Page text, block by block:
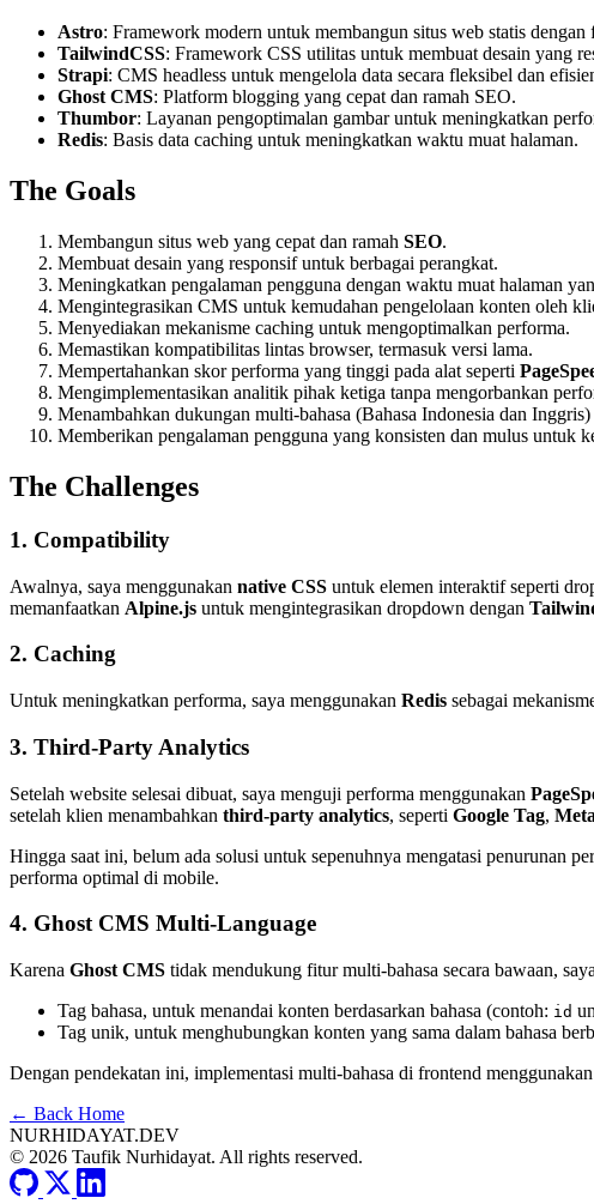
Astro: Framework modern untuk membangun situs web statis
TailwindCSS: Framework CSS utilitas untuk membuat desain yang
Strapi: CMS headless untuk mengelola data secara fleksibel dan
Ghost CMS: Platform blogging yang cepat dan ramah SEO.
Thumbor: Layanan pengoptimalan gambar untuk meningkatkan
Redis: Basis data caching untuk meningkatkan waktu muat halaman.
The Goals
Membangun situs web yang cepat dan ramah SEO.
Membuat desain yang responsif untuk berbagai perangkat.
Meningkatkan pengalaman pengguna dengan waktu muat halaman
Mengintegrasikan CMS untuk kemudahan pengelolaan konten oleh
Menyediakan mekanisme caching untuk mengoptimalkan performa.
Memastikan kompatibilitas lintas browser, termasuk versi lama.
Mempertahankan skor performa yang tinggi pada alat seperti
Mengimplementasikan analitik pihak ketiga tanpa mengorbankan
Menambahkan dukungan multi-bahasa (Bahasa Indonesia dan
Memberikan pengalaman pengguna yang konsisten dan mulus untuk
The Challenges
1. Compatibility
Awalnya, saya menggunakan native CSS untuk elemen interaktif seperti
memanfaatkan Alpine.js untuk mengintegrasikan dropdown dengan
2. Caching
Untuk meningkatkan performa, saya menggunakan Redis sebagai
3. Third-Party Analytics
Setelah website selesai dibuat, saya menguji performa menggunakan
setelah klien menambahkan third-party analytics, seperti Google Tag,
Hingga saat ini, belum ada solusi untuk sepenuhnya mengatasi penurunan
performa optimal di mobile.
4. Ghost CMS Multi-Language
Karena Ghost CMS tidak mendukung fitur multi-bahasa secara bawaan,
Tag bahasa, untuk menandai konten berdasarkan bahasa (contoh: id
Tag unik, untuk menghubungkan konten yang sama dalam bahasa
Dengan pendekatan ini, implementasi multi-bahasa di frontend menggunakan
← Back Home
NURHIDAYAT.DEV
© 2026 Taufik Nurhidayat. All rights reserved.